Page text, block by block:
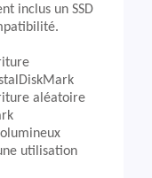
inclus un SSD
aléatoire
utilisation